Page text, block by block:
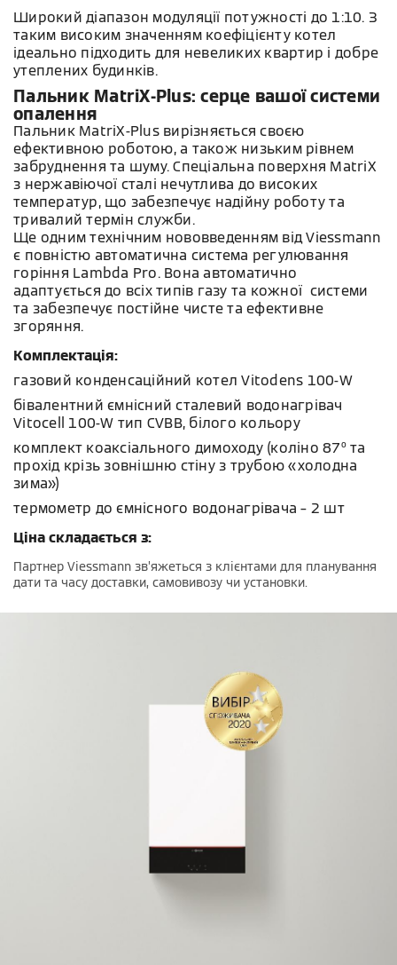
Широкий діапазон модуляції потужності до 1:10. 3
таким високим значенням коефіцієнту котел
ідеально підходить для невеликих квартир і добре
утеплених будинків.
Пальник MatriX-Plus: серце вашої системи
опалення
Пальник MatriX-Plus вирізняється своєю
ефективною роботою, а також низьким рівнем
забруднення та шуму. Спеціальна поверхня MatriX
з нержавіючої сталі нечутлива до високих
температур, що забезпечує надійну роботу та
тривалий термін служби.
Ще одним технічним нововведенням від Viessmann
є повністю автоматична система регулювання
горіння Lambda Pro. Вона автоматично
адаптується до всіх типів газу та кожної системи
та забезпечує постійне чисте та ефективне
згоряння.
Комплектація:
газовий конденсаційний котел Vitodens 100-W
бівалентний ємнісний сталевий водонагрівач
Vitocell 100-W тип CVBB, білого кольору
комплект коаксіального димоходу (коліно 87º та
прохід крізь зовнішню стіну з трубою «холодна
зима»)
термометр до ємнісного водонагрівача – 2 шт
Ціна складається з:
Партнер Viessmann зв’яжеться з клієнтами для планування
дати та часу доставки, самовивозу чи установки.